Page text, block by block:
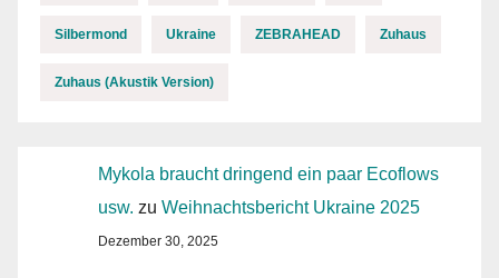
Silbermond Ukraine ZEBRAHEAD Zuhaus
Zuhaus (Akustik Version)
Mykola braucht dringend ein paar Ecoflows
usw. zu Weihnachtsbericht Ukraine 2025
Dezember 30, 2025